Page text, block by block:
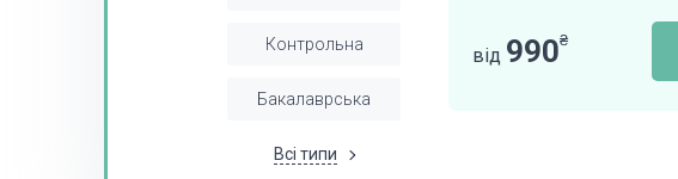
Контрольна
Бакалаврська
Всі типи
від 990₴